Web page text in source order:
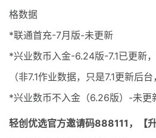
格数据
*联通首充-7月版-未更新
*兴业数币入金-6.24版-7.1已更新
（非7.1作业数据，只是7.1更新后
*兴业数币不入金（6.26版）-未更
轻创优选官方邀请码888111，【